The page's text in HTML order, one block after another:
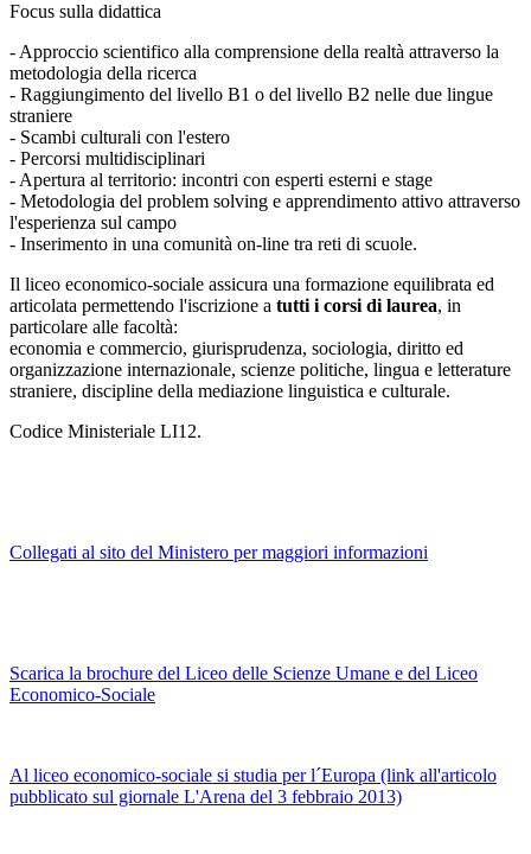
Focus sulla didattica
- Approccio scientifico alla comprensione della realtà attraverso la
metodologia della ricerca
- Raggiungimento del livello B1 o del livello B2 nelle due lingue
straniere
- Scambi culturali con l'estero
- Percorsi multidisciplinari
- Apertura al territorio: incontri con esperti esterni e stage
- Metodologia del problem solving e apprendimento attivo attraverso
l'esperienza sul campo
- Inserimento in una comunità on-line tra reti di scuole.
Il liceo economico-sociale assicura una formazione equilibrata ed
articolata permettendo l'iscrizione a tutti i corsi di laurea, in
particolare alle facoltà:
economia e commercio, giurisprudenza, sociologia, diritto ed
organizzazione internazionale, scienze politiche, lingua e letterature
straniere, discipline della mediazione linguistica e culturale.
Codice Ministeriale LI12.
Collegati al sito del Ministero per maggiori informazioni
Scarica la brochure del Liceo delle Scienze Umane e del Liceo
Economico-Sociale
Al liceo economico-sociale si studia per l´Europa (link all'articolo
pubblicato sul giornale L'Arena del 3 febbraio 2013)